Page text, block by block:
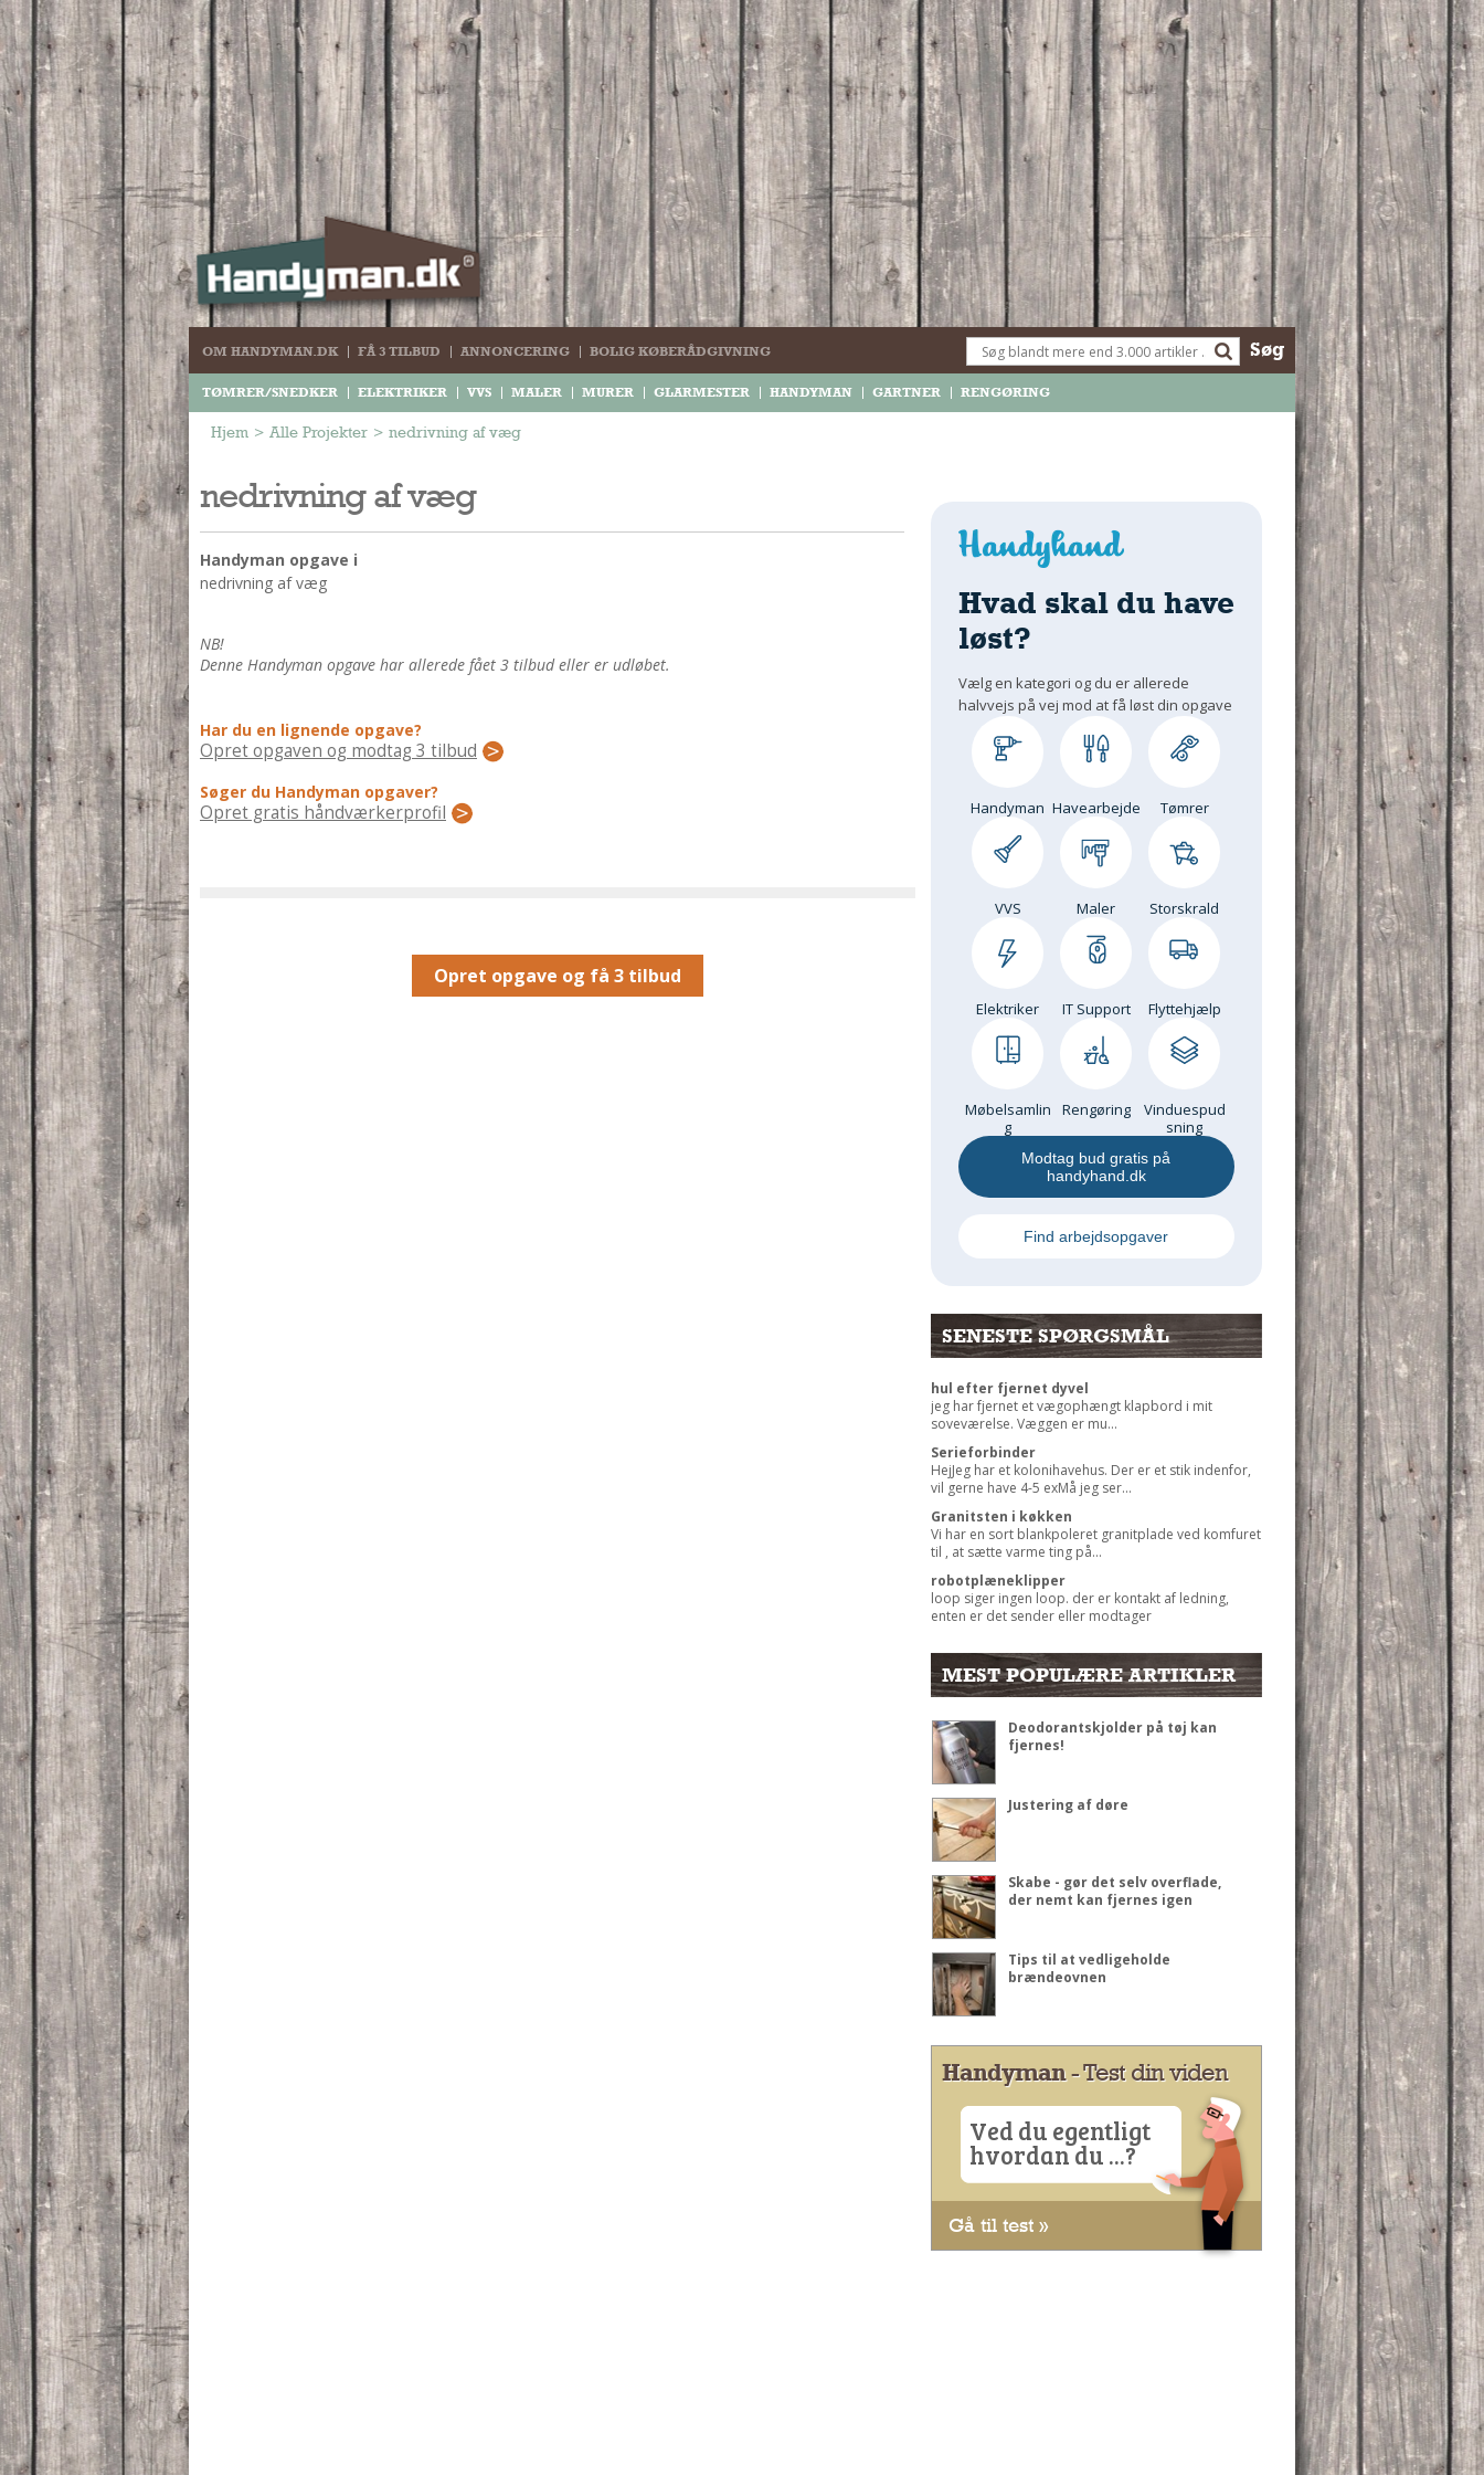
OM HANDYMAN.DK FÅ 3 TILBUD ANNONCERING BOLIG KØBERÅDGIVNING
TØMRER/SNEDKER ELEKTRIKER VVS MALER MURER GLARMESTER HANDYMAN GARTNER RENGØRING
Søg
Hjem > Alle Projekter > nedrivning af væg
nedrivning af væg
Handyman opgave i
nedrivning af væg
NB!
Denne Handyman opgave har allerede fået 3 tilbud eller er udløbet.
Har du en lignende opgave?
Opret opgaven og modtag 3 tilbud
Søger du Handyman opgaver?
Opret gratis håndværkerprofil
Opret opgave og få 3 tilbud
Hvad skal du have
løst?
Vælg en kategori og du er allerede
halvvejs på vej mod at få løst din opgave
Handyman Havearbejde Tømrer
VVS Maler Storskrald
Elektriker IT Support Flyttehjælp
Møbelsamlin
g
Rengøring
Vinduespud
sning
Modtag bud gratis på
handyhand.dk
Find arbejdsopgaver
SENESTE SPØRGSMÅL
hul efter fjernet dyvel
jeg har fjernet et vægophængt klapbord i mit
soveværelse. Væggen er mu...
Serieforbinder
HejJeg har et kolonihavehus. Der er et stik indenfor,
vil gerne have 4-5 exMå jeg ser...
Granitsten i køkken
Vi har en sort blankpoleret granitplade ved komfuret
til , at sætte varme ting på...
robotplæneklipper
loop siger ingen loop. der er kontakt af ledning,
enten er det sender eller modtager
MEST POPULÆRE ARTIKLER
Deodorantskjolder på tøj kan
fjernes!
Justering af døre
Skabe - gør det selv overflade,
der nemt kan fjernes igen
Tips til at vedligeholde
brændeovnen
Handyman- Test din viden
Ved du egentligt
hvordan du ...?
Gå til test »